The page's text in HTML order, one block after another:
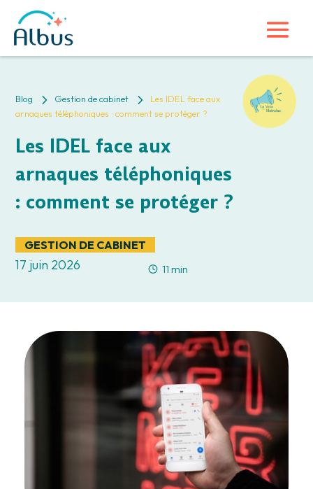
Blog 5 Gestion de cabinet 5
Les IDEL face aux
arnaques téléphoniques : comment se protéger ?
Les IDEL face aux
arnaques téléphoniques
: comment se protéger ?
GESTION DE CABINET
17 juin 2026 11 min